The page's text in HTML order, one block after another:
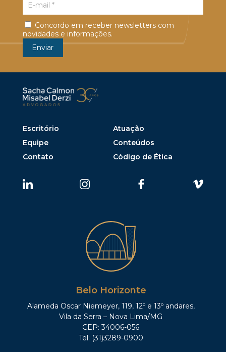
Concordo em receber newsletters com
novidades e informações.
Escritório
Atuação
Equipe
Conteúdos
Contato
Código de Ética
Belo Horizonte
Alameda Oscar Niemeyer, 119, 12º e 13º andares,
Vila da Serra – Nova Lima/MG
CEP: 34006-056
Tel: (31)3289-0900